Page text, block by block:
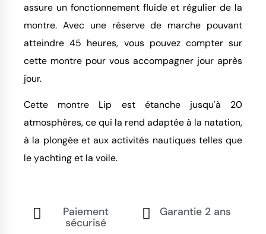
assure un fonctionnement fluide et régulier de la
montre. Avec une réserve de marche pouvant
atteindre 45 heures, vous pouvez compter sur
cette montre pour vous accompagner jour après
jour.
Cette montre Lip est étanche jusqu'à 20
atmosphères, ce qui la rend adaptée à la natation,
à la plongée et aux activités nautiques telles que
le yachting et la voile.
Paiement
sécurisé
Garantie 2 ans